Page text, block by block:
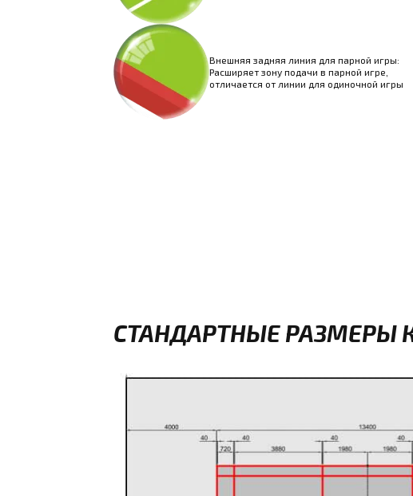
Внешняя задняя линия для парной игры:
Расширяет зону подачи в парной игре,
отличается от линии для одиночной игры
СТАНДАРТНЫЕ РАЗМЕРЫ